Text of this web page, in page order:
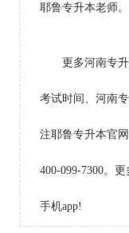
耶鲁专升本老师。
更多河南专
考试时间、河南
注耶鲁专升本官网
400-099-7300。
手机app!